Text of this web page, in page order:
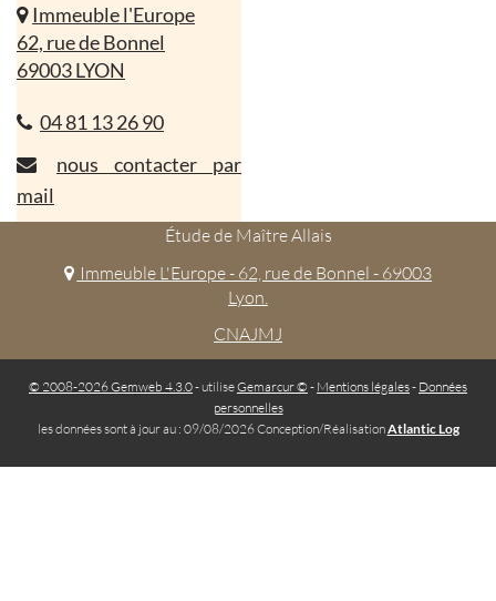
Immeuble l'Europe
62, rue de Bonnel
69003 LYON
04 81 13 26 90
nous contacter par
mail
Étude de Maître Allais
Immeuble L'Europe - 62, rue de Bonnel - 69003
Lyon.
CNAJMJ
© 2008-2026 Gemweb 4.3.0- utiliseGemarcur © - Mentions légales- Données
personnelles
les données sont à jour au : 09/08/2026 Conception/RéalisationAtlantic Log